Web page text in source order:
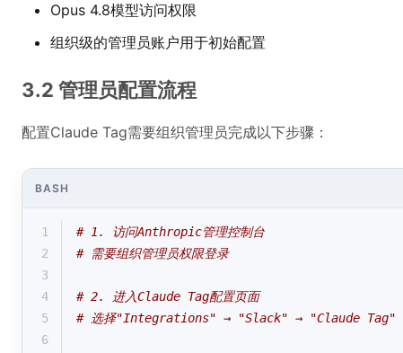
Opus 4.8模型访问权限
组织级的管理员账户用于初始配置
3.2 管理员配置流程
配置Claude Tag需要组织管理员完成以下步骤：
BASH
1
# 1. 访问Anthropic管理控制台
2
# 需要组织管理员权限登录
3
4
# 2. 进入Claude Tag配置页面
5
# 选择"Integrations" → "Slack" → "Claude Tag"
6